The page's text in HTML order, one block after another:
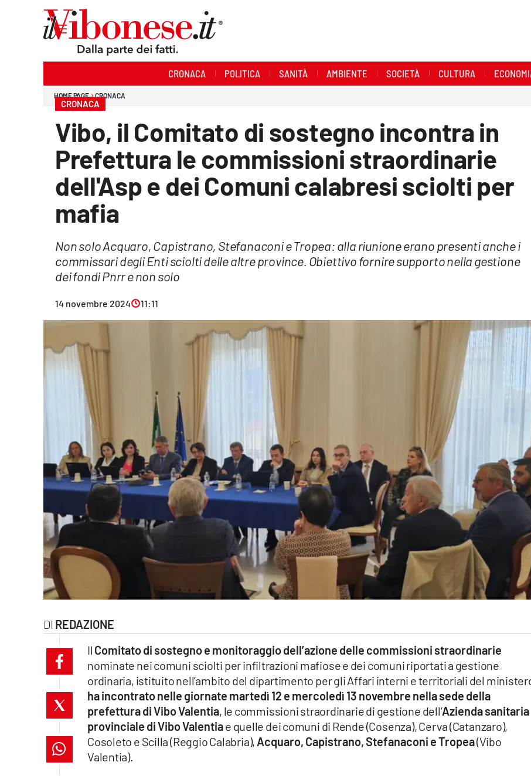
Economia e Lavoro
lacitymag.it
cosenzachannel.it
catanzarochannel.it
lacapitalenews.it
CRONACA POLITICA SANITÀ AMBIENTE SOCIETÀ CULTURA
HOME PAGE CRONACA
CRONACA
Vibo, il Comitato di sostegno incontra in
Prefettura le commissioni straordinarie
dell'Asp e dei Comuni calabresi sciolti per
mafia
Non solo Acquaro, Capistrano, Stefanaconi e Tropea: alla riunione erano presenti anche i
commissari degli Enti sciolti delle altre province. Obiettivo fornire supporto nella gestione
dei fondi Pnrr e non solo
14 novembre 2024 11:11
REDAZIONE
Il Comitato di sostegno e monitoraggio dell’azione delle commissioni straordinarie
nominate nei comuni sciolti per infiltrazioni mafiose e dei comuni riportati a gestione
ordinaria, istituito nell’ambito del dipartimento per gli Affari interni e territoriali del
ha incontrato nelle giornate martedì 12 e mercoledì 13 novembre nella sede della
prefettura di Vibo Valentia, le commissioni straordinarie di gestione dell’Azienda sanitaria
provinciale di Vibo Valentiae quelle dei comuni di Rende (Cosenza), Cerva (Catanzaro),
Cosoleto e Scilla (Reggio Calabria), Acquaro, Capistrano, Stefanaconi e Tropea(Vibo
Valentia).